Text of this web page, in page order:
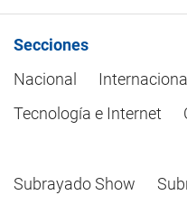
Secciones
Nacional
Tecnología e Internet
Subrayado Show